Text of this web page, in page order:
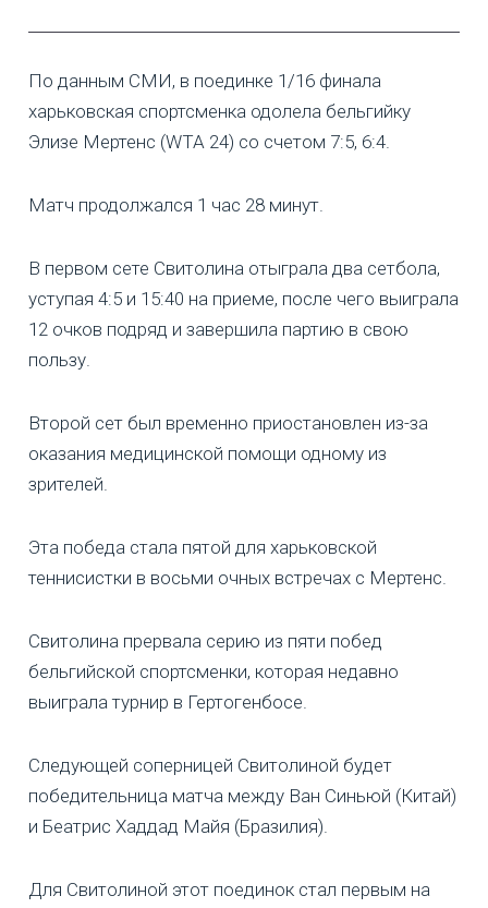
По данным СМИ, в поединке 1/16 финала
харьковская спортсменка одолела бельгийку
Элизе Мертенс (WTA 24) со счетом 7:5, 6:4.
Матч продолжался 1 час 28 минут.
В первом сете Свитолина отыграла два сетбола,
уступая 4:5 и 15:40 на приеме, после чего выиграла
12 очков подряд и завершила партию в свою
пользу.
Второй сет был временно приостановлен из-за
оказания медицинской помощи одному из
зрителей.
Эта победа стала пятой для харьковской
теннисистки в восьми очных встречах с Мертенс.
Свитолина прервала серию из пяти побед
бельгийской спортсменки, которая недавно
выиграла турнир в Гертогенбосе.
Следующей соперницей Свитолиной будет
победительница матча между Ван Синьюй (Китай)
и Беатрис Хаддад Майя (Бразилия).
Для Свитолиной этот поединок стал первым на